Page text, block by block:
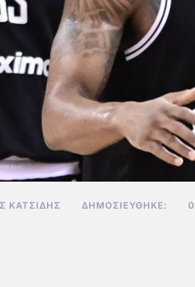
ΚΑΤΣΊΔΗΣ ΔΗΜΟΣΙΕΎΘΗΚΕ: